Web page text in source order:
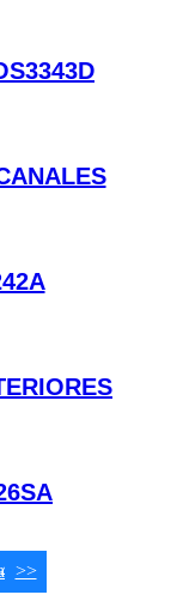
4 >>